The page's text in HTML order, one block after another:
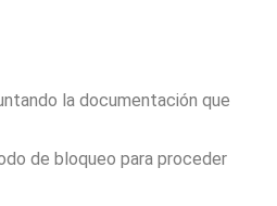
la documentación que
de bloqueo para proceder